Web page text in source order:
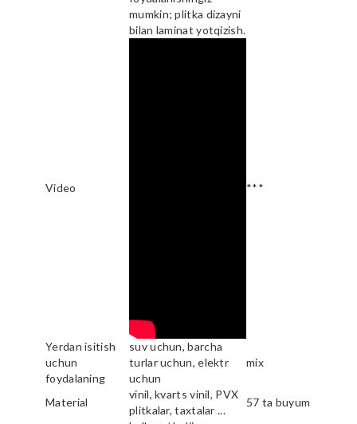
mumkin; plitka dizayni
bilan laminat yotqizish.
Video ***
Yerdan isitish
uchun
foydalaning
suv uchun, barcha
turlar uchun, elektr
uchun
mix
Material
vinil, kvarts vinil, PVX
plitkalar, taxtalar ...
57 ta buyum